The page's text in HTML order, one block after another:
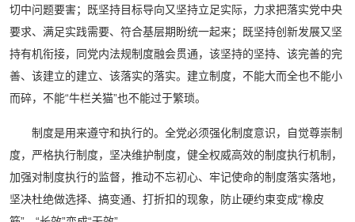
切中问题要害；既坚持目标导向又坚持立足实际，力求把落实党中央
要求、满足实践需要、符合基层期盼统一起来；既坚持创新发展又坚
持有机衔接，同党内法规制度融会贯通，该坚持的坚持、该完善的完
善、该建立的建立、该落实的落实。建立制度，不能大而全也不能小
而碎，不能“牛栏关猫”也不能过于繁琐。
制度是用来遵守和执行的。全党必须强化制度意识，自觉尊崇制
度，严格执行制度，坚决维护制度，健全权威高效的制度执行机制，
加强对制度执行的监督，推动不忘初心、牢记使命的制度落实落地，
坚决杜绝做选择、搞变通、打折扣的现象，防止硬约束变成“橡皮